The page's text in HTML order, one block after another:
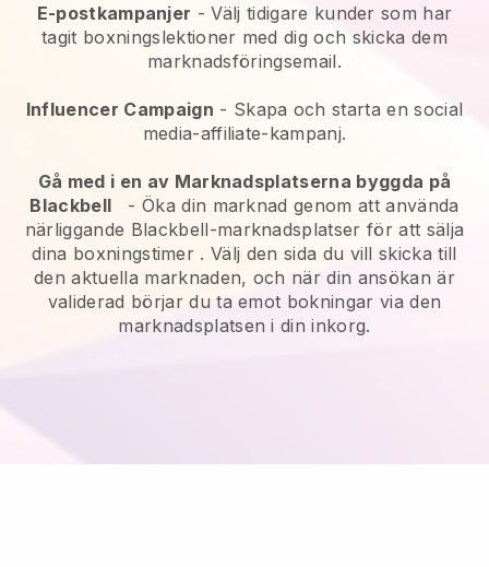
E-postkampanjer -Välj tidigare kunder som har
tagit boxningslektioner med dig och skicka dem
marknadsföringsemail.
Influencer Campaign - Skapa och starta en social
media-affiliate-kampanj.
Gå med i en av Marknadsplatserna byggda på
Blackbell
- Öka din marknad genom att använda
närliggande Blackbell-marknadsplatser för att sälja
dina boxningstimer . Välj den sida du vill skicka till
den aktuella marknaden, och när din ansökan är
validerad börjar du ta emot bokningar via den
marknadsplatsen i din inkorg.